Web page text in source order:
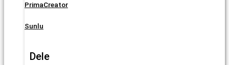
PrimaCreator
Sunlu
Dele